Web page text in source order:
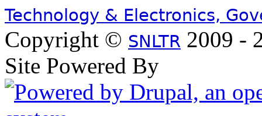
Technology & Electronics,
Copyright © SNLTR 2009 -
Site Powered By